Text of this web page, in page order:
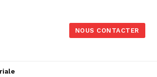
NOUS CONTACTER